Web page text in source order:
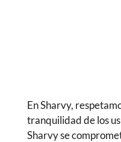
En Sharvy,
tranquilidad de los
Sharvy se